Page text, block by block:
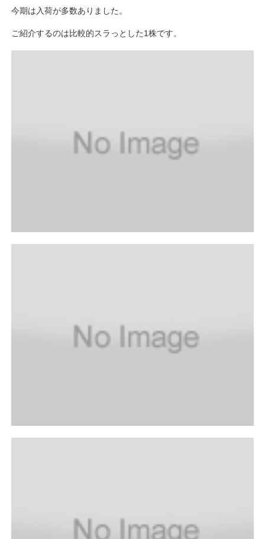
今期は入荷が多数ありました。
ご紹介するのは比較的スラっとした1株です。